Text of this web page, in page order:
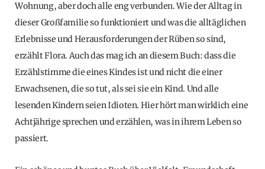
Wohnung, aber doch alle eng verbunden. Wie der Alltag in
dieser Großfamilie so funktioniert und was die alltäglichen
Erlebnisse und Herausforderungen der Rüben so sind,
erzählt Flora. Auch das mag ich an diesem Buch: dass die
Erzählstimme die eines Kindes ist und nicht die einer
Erwachsenen, die so tut, als sei sie ein Kind. Und alle
lesenden Kindern seien Idioten. Hier hört man wirklich eine
Achtjährige sprechen und erzählen, was in ihrem Leben so
passiert.